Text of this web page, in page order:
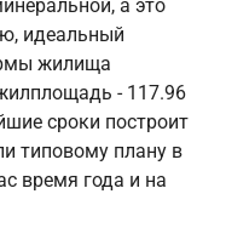
а это
идеальный
жилища
- 117.96
сроки построит
типовому плану в
время года и на